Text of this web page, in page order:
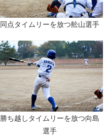
同点タイムリーを放つ舩山選手
勝ち越しタイムリーを放つ向島
選手